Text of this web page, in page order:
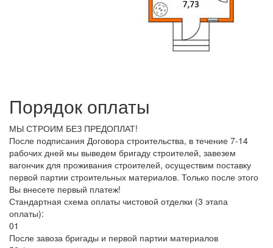
Порядок оплаты
МЫ СТРОИМ БЕЗ ПРЕДОПЛАТ!
После подписания Договора строительства, в течение 7-14
рабочих дней мы выведем бригаду строителей, завезем
вагончик для проживания строителей, осуществим поставку
первой партии строительных материалов. Только после этого
Вы внесете первый платеж!
Стандартная схема оплаты чистовой отделки (3 этапа
оплаты):
01
После завоза бригады и первой партии материалов